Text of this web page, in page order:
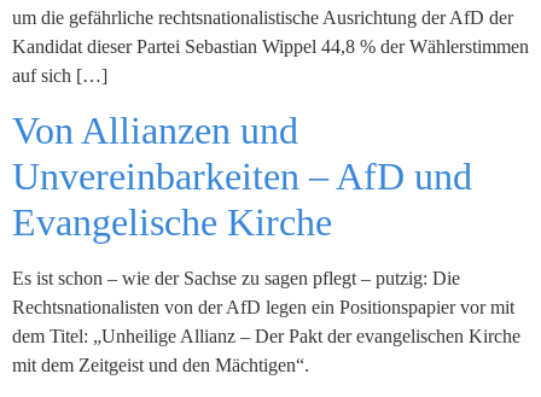
um die gefährliche rechtsnationalistische Ausrichtung der AfD der
Kandidat dieser Partei Sebastian Wippel 44,8 % der Wählerstimmen
auf sich […]
Von Allianzen und
Unvereinbarkeiten – AfD und
Evangelische Kirche
Es ist schon – wie der Sachse zu sagen pflegt – putzig: Die
Rechtsnationalisten von der AfD legen ein Positionspapier vor mit
dem Titel: „Unheilige Allianz – Der Pakt der evangelischen Kirche
mit dem Zeitgeist und den Mächtigen“.